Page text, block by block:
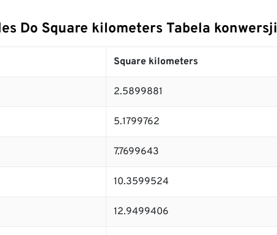
Do Square kilometers Tabela konwersji
Square kilometers
2.5899881
5.1799762
7.7699643
10.3599524
12.9499406